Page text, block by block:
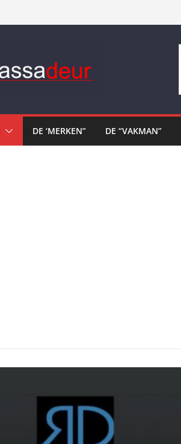
DE ‘MERKEN” DE “VAKMAN”